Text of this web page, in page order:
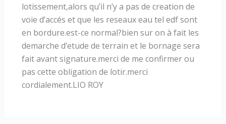
lotissement,alors qu’il n’y a pas de creation de
voie d’accés et que les reseaux eau tel edf sont
en bordure.est-ce normal?bien sur on à fait les
demarche d’etude de terrain et le bornage sera
fait avant signature.merci de me confirmer ou
pas cette obligation de lotir.merci
cordialement.LIO ROY